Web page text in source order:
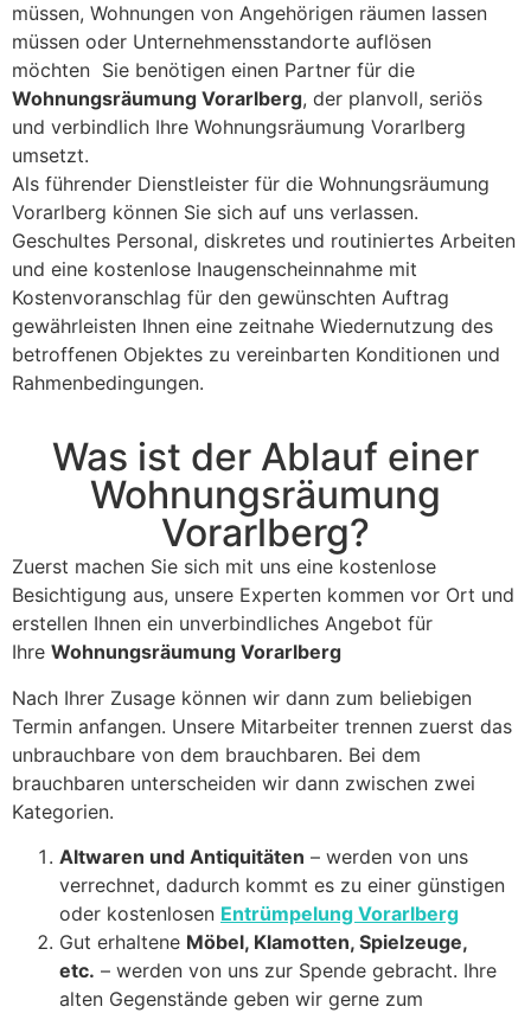
müssen, Wohnungen von Angehörigen räumen lassen
müssen oder Unternehmensstandorte auflösen
möchten Sie benötigen einen Partner für die
Wohnungsräumung Vorarlberg, der planvoll, seriös
und verbindlich Ihre Wohnungsräumung Vorarlberg
umsetzt.
Als führender Dienstleister für die Wohnungsräumung
Vorarlberg können Sie sich auf uns verlassen.
Geschultes Personal, diskretes und routiniertes Arbeiten
und eine kostenlose Inaugenscheinnahme mit
Kostenvoranschlag für den gewünschten Auftrag
gewährleisten Ihnen eine zeitnahe Wiedernutzung des
betroffenen Objektes zu vereinbarten Konditionen und
Rahmenbedingungen.
Was ist der Ablauf einer
Wohnungsräumung
Vorarlberg?
Zuerst machen Sie sich mit uns eine kostenlose
Besichtigung aus, unsere Experten kommen vor Ort und
erstellen Ihnen ein unverbindliches Angebot für
Ihre Wohnungsräumung Vorarlberg
Nach Ihrer Zusage können wir dann zum beliebigen
Termin anfangen. Unsere Mitarbeiter trennen zuerst das
unbrauchbare von dem brauchbaren. Bei dem
brauchbaren unterscheiden wir dann zwischen zwei
Kategorien.
Altwaren und Antiquitäten – werden von uns
verrechnet, dadurch kommt es zu einer günstigen
oder kostenlosen Entrümpelung Vorarlberg
Gut erhaltene Möbel, Klamotten, Spielzeuge,
etc. – werden von uns zur Spende gebracht. Ihre
alten Gegenstände geben wir gerne zum